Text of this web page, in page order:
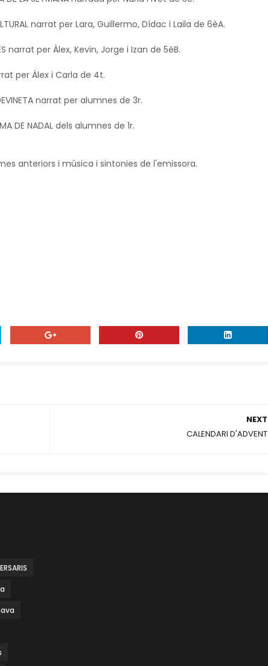
narrat per Lara, Guillermo, Dídac i Laila de 6èA.
narrat per Àlex, Kevin, Jorge i Izan de 5èB.
per Àlex i Carla de 4t.
narrat per alumnes de 3r.
DE NADAL dels alumnes de 1r.
anteriors i música i sintonies de l'emissora.
NEXT
CALENDARI D'ADVENT